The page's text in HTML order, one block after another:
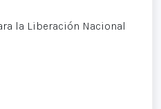
la Liberación Nacional